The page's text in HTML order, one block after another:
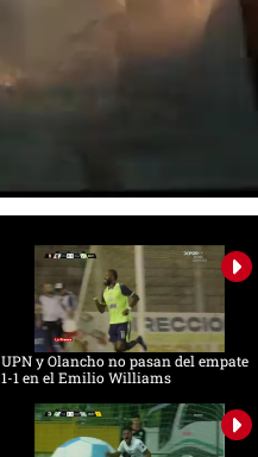
UPN y Olancho no pasan del empate
1-1 en el Emilio Williams